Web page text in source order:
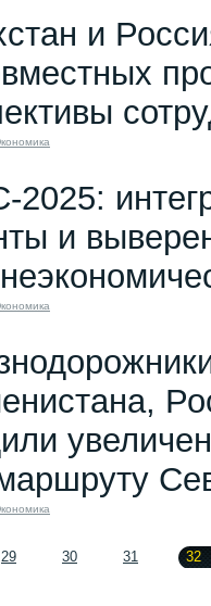
и
и
маршруту
29 30 31
32